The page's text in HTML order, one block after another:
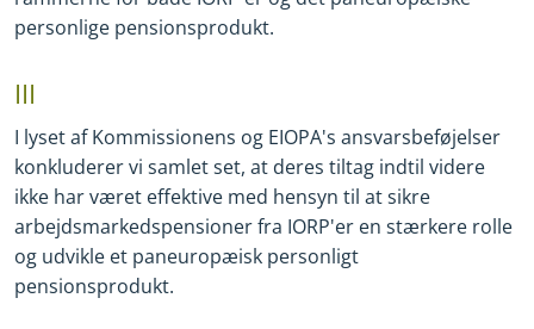
personlige pensionsprodukt.
III
I lyset af Kommissionens og EIOPA's ansvarsbeføjelser
konkluderer vi samlet set, at deres tiltag indtil videre
ikke har været effektive med hensyn til at sikre
arbejdsmarkedspensioner fra IORP'er en stærkere rolle
og udvikle et paneuropæisk personligt
pensionsprodukt.